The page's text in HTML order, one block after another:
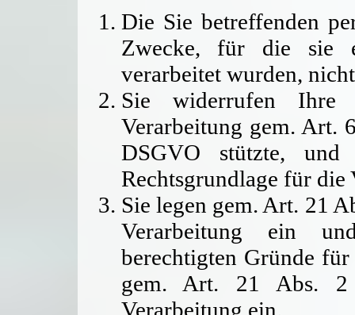
Die Sie betreffenden
Zwecke, für die sie
verarbeitet wurden,
Sie widerrufen
Verarbeitung gem. Art.
DSGVO stützte,
Rechtsgrundlage für die
Sie legen gem. Art. 21
Verarbeitung ein
berechtigten Gründe
gem. Art. 21 Abs. 2
Verarbeitung ein.